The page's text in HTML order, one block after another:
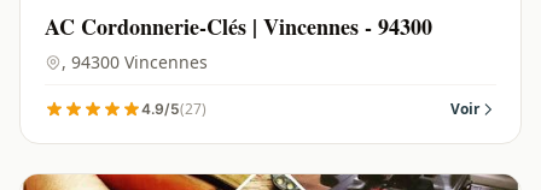
AC Cordonnerie-Clés | Vincennes - 94300
, 94300 Vincennes
4.9/5(27) Voir